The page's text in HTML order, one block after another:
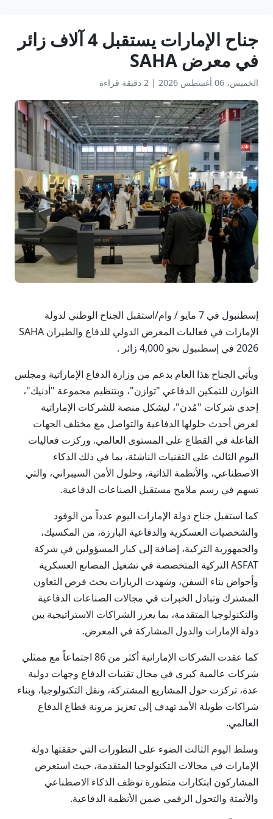
جناح الإمارات يستقبل 4 آلاف زائر
في معرض SAHA
الخميس، 06 أغسطس 2026 | 2 دقيقة قراءة
إسطنبول في 7 مايو / وام/استقبل الجناح الوطني لدولة
الإمارات في فعاليات المعرض الدولي للدفاع والطيران SAHA
2026 في إسطنبول نحو 4,000 زائر .
ويأتي الجناح هذا العام بدعم من وزارة الدفاع الإماراتية ومجلس
التوازن للتمكين الدفاعي "توازن"، وبتنظيم مجموعة "أدنيك"،
إحدى شركات "مُدن"، ليشكل منصة للشركات الإماراتية
لعرض أحدث حلولها الدفاعية والتواصل مع مختلف الجهات
الفاعلة في القطاع على المستوى العالمي. وركزت فعاليات
اليوم الثالث على التقنيات الناشئة، بما في ذلك الذكاء
الاصطناعي، والأنظمة الذاتية، وحلول الأمن السيبراني، والتي
تسهم في رسم ملامح مستقبل الصناعات الدفاعية.
كما استقبل جناح دولة الإمارات اليوم عدداً من الوفود
والشخصيات العسكرية والدفاعية البارزة، من المكسيك،
والجمهورية التركية، إضافة إلى كبار المسؤولين في شركة
ASFAT التركية المتخصصة في تشغيل المصانع العسكرية
وأحواض بناء السفن، وشهدت الزيارات بحث فرص التعاون
المشترك وتبادل الخبرات في مجالات الصناعات الدفاعية
والتكنولوجيا المتقدمة، بما يعزز الشراكات الاستراتيجية بين
دولة الإمارات والدول المشاركة في المعرض.
كما عقدت الشركات الإماراتية أكثر من 86 اجتماعاً مع ممثلي
شركات عالمية كبرى في مجال تقنيات الدفاع وجهات دولية
عدة، تركزت حول المشاريع المشتركة، ونقل التكنولوجيا، وبناء
شراكات طويلة الأمد تهدف إلى تعزيز مرونة قطاع الدفاع
العالمي.
وسلط اليوم الثالث الضوء على التطورات التي حققتها دولة
الإمارات في مجالات التكنولوجيا المتقدمة، حيث استعرض
المشاركون ابتكارات متطورة توظف الذكاء الاصطناعي
والأتمتة والتحول الرقمي ضمن الأنظمة الدفاعية.